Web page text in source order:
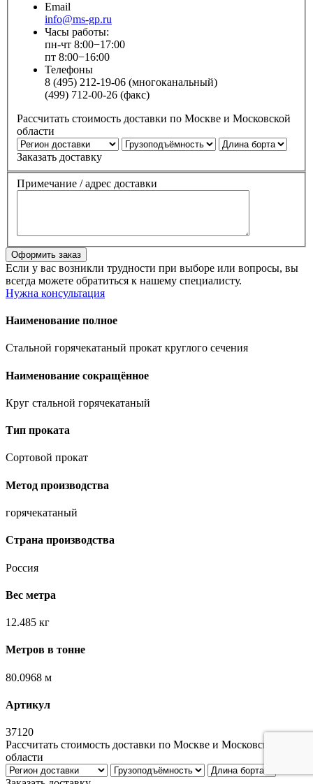
Email
info@ms-gp.ru
Часы работы:
пн-чт 8:00−17:00
пт 8:00−16:00
Телефоны
8 (495) 212-19-06 (многоканальный)
(499) 712-00-26 (факс)
Рассчитать стоимость доставки по Москве и Московской
области
Заказать доставку
Примечание / адрес доставки
Если у вас возникли трудности при выборе или вопросы, вы
всегда можете обратиться к нашему специалисту.
Нужна консультация
Наименование полное
Стальной горячекатаный прокат круглого сечения
Наименование сокращённое
Круг стальной горячекатаный
Тип проката
Сортовой прокат
Метод производства
горячекатаный
Страна производства
Россия
Вес метра
12.485 кг
Метров в тонне
80.0968 м
Артикул
37120
Рассчитать стоимость доставки по Москве и Московской
области